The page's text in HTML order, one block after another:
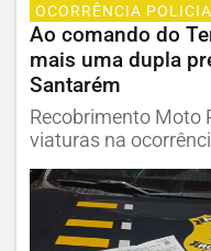
OCORRÊNCIA
Ao comando do
mais uma dupla
Santarém
Recobrimento Moto
viaturas na